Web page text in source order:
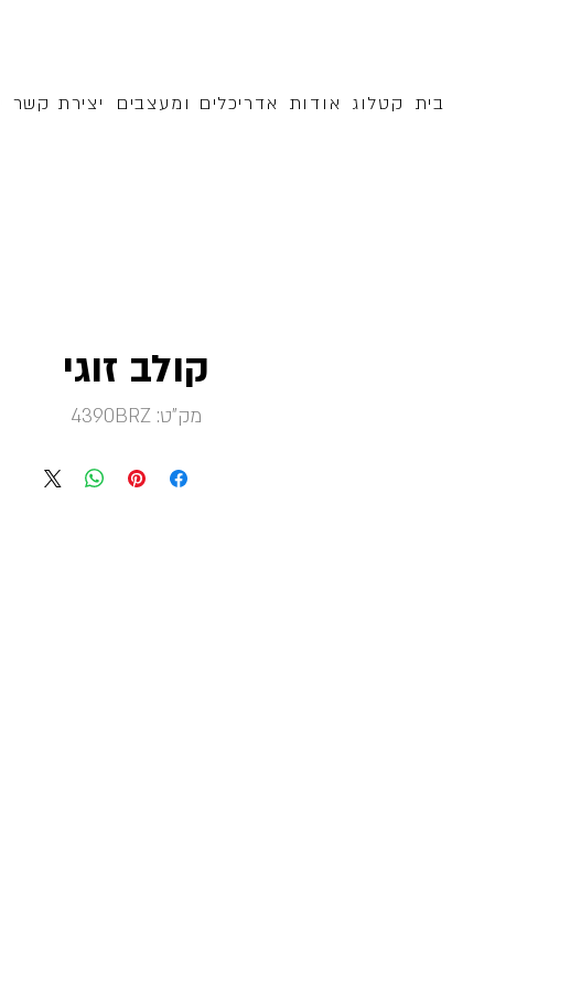
בית קטלוג אודות אדריכלים ומעצבים יצירת קשר
קולב זוגי
מק"ט: 4390BRZ